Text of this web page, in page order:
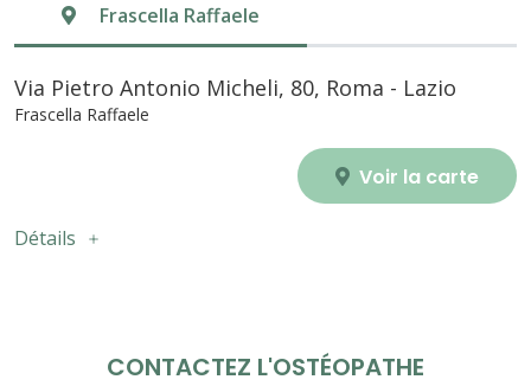
Frascella Raffaele
Via Pietro Antonio Micheli, 80, Roma - Lazio
Frascella Raffaele
Voir la carte
Détails
CONTACTEZ L'OSTÉOPATHE